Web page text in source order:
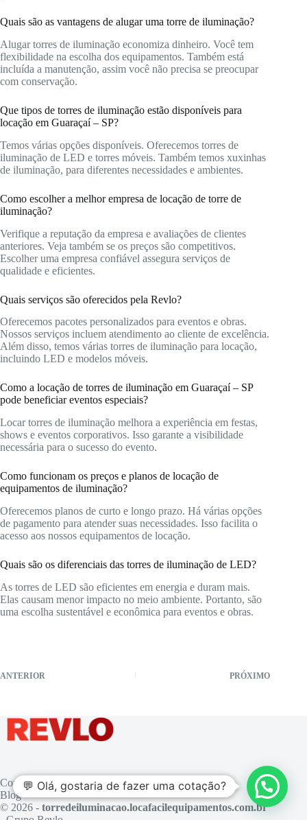
Quais são as vantagens de alugar uma torre de iluminação?
Alugar torres de iluminação economiza dinheiro. Você tem
flexibilidade na escolha dos equipamentos. Também está
incluída a manutenção, assim você não precisa se preocupar
com conservação.
Que tipos de torres de iluminação estão disponíveis para
locação em Guaraçaí – SP?
Temos várias opções disponíveis. Oferecemos torres de
iluminação de LED e torres móveis. Também temos xuxinhas
de iluminação, para diferentes necessidades e ambientes.
Como escolher a melhor empresa de locação de torre de
iluminação?
Verifique a reputação da empresa e avaliações de clientes
anteriores. Veja também se os preços são competitivos.
Escolher uma empresa confiável assegura serviços de
qualidade e eficientes.
Quais serviços são oferecidos pela Revlo?
Oferecemos pacotes personalizados para eventos e obras.
Nossos serviços incluem atendimento ao cliente de excelência.
Além disso, temos várias torres de iluminação para locação,
incluindo LED e modelos móveis.
Como a locação de torres de iluminação em Guaraçaí – SP
pode beneficiar eventos especiais?
Locar torres de iluminação melhora a experiência em festas,
shows e eventos corporativos. Isso garante a visibilidade
necessária para o sucesso do evento.
Como funcionam os preços e planos de locação de
equipamentos de iluminação?
Oferecemos planos de curto e longo prazo. Há várias opções
de pagamento para atender suas necessidades. Isso facilita o
acesso aos nossos equipamentos de locação.
Quais são os diferenciais das torres de iluminação de LED?
As torres de LED são eficientes em energia e duram mais.
Elas causam menor impacto no meio ambiente. Portanto, são
uma escolha sustentável e econômica para eventos e obras.
ANTERIOR PRÓXIMO
Contato
Blog
© 2026 - torredeiluminacao.locafacilequipamentos.com.br
💬 Olá, gostaria de fazer uma cotação?